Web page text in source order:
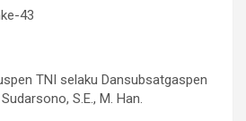
43
TNI selaku Dansubsatgaspen
S.E., M. Han.